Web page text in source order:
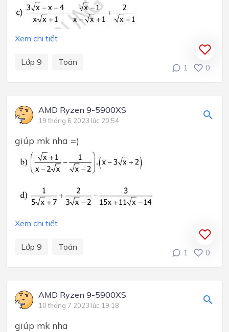
Xem chi tiết
Lớp 9 Toán
1 0
AMD Ryzen 9-5900XS
19 tháng 6 2023 lúc 20:54
giúp mk nha =)
Xem chi tiết
Lớp 9 Toán
1 0
AMD Ryzen 9-5900XS
10 tháng 7 2023 lúc 19:18
giúp mk nha